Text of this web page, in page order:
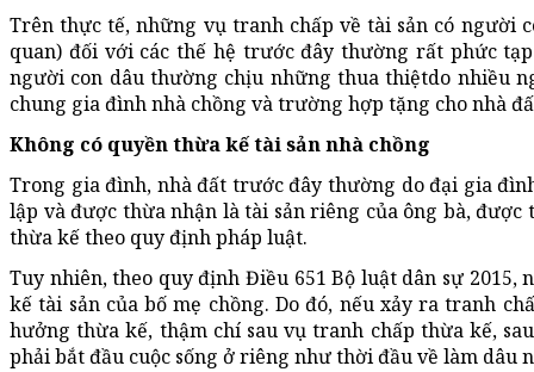
Trên thực tế, những vụ tranh chấp về tài sản có người
quan) đối với các thế hệ trước đây thường rất phức
người con dâu thường chịu những thua thiệtdo nhiều
chung gia đình nhà chồng và trường hợp tặng cho nhà
Không có quyền thừa kế tài sản nhà chồng
Trong gia đình, nhà đất trước đây thường do đại gia
lập và được thừa nhận là tài sản riêng của ông bà,
thừa kế theo quy định pháp luật.
Tuy nhiên, theo quy định Điều 651 Bộ luật dân sự
kế tài sản của bố mẹ chồng. Do đó, nếu xảy ra tranh
hưởng thừa kế, thậm chí sau vụ tranh chấp thừa kế,
phải bắt đầu cuộc sống ở riêng như thời đầu về làm dâu